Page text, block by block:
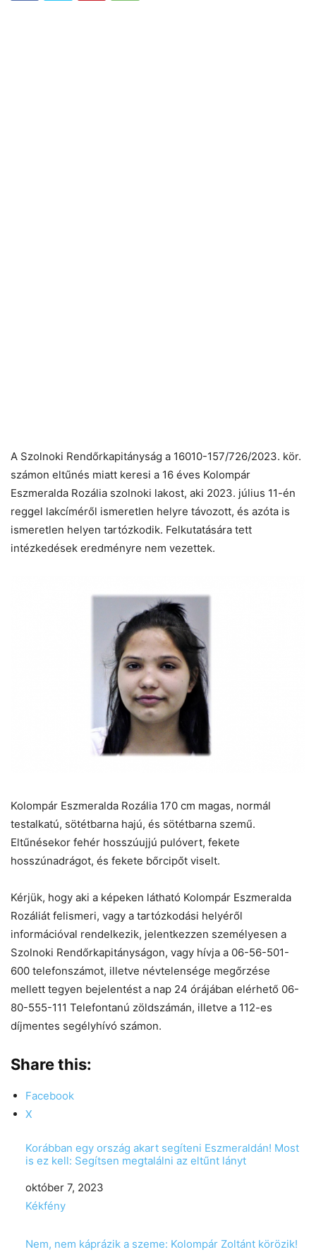
A Szolnoki Rendőrkapitányság a 16010-157/726/2023. kör.
számon eltűnés miatt keresi a 16 éves Kolompár
Eszmeralda Rozália szolnoki lakost, aki 2023. július 11-én
reggel lakcíméről ismeretlen helyre távozott, és azóta is
ismeretlen helyen tartózkodik. Felkutatására tett
intézkedések eredményre nem vezettek.
Kolompár Eszmeralda Rozália 170 cm magas, normál
testalkatú, sötétbarna hajú, és sötétbarna szemű.
Eltűnésekor fehér hosszúujjú pulóvert, fekete
hosszúnadrágot, és fekete bőrcipőt viselt.
Kérjük, hogy aki a képeken látható Kolompár Eszmeralda
Rozáliát felismeri, vagy a tartózkodási helyéről
információval rendelkezik, jelentkezzen személyesen a
Szolnoki Rendőrkapitányságon, vagy hívja a 06-56-501-
600 telefonszámot, illetve névtelensége megőrzése
mellett tegyen bejelentést a nap 24 órájában elérhető 06-
80-555-111 Telefontanú zöldszámán, illetve a 112-es
díjmentes segélyhívó számon.
Share this:
Facebook
X
Korábban egy ország akart segíteni Eszmeraldán! Most
is ez kell: Segítsen megtalálni az eltűnt lányt
Date
október 7, 2023
In relation to
Kékfény
Nem, nem káprázik a szeme: Kolompár Zoltánt körözik!